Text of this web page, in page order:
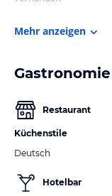
Mehr anzeigen
Gastronomie
Restaurant
Küchenstile
Deutsch
Hotelbar